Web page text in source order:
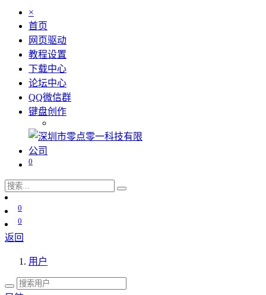
×
首页
网页驱动
教程设置
下载中心
论坛中心
QQ微信群
键盘创作
0
0
0
返回
用户